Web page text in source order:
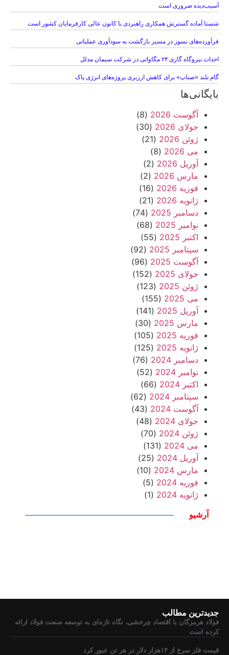
آسیب‌دیده ضروری است
شستا آماده گسترش همکاری راهبردی با کانون عالی کارفرمایان کشور است
فرآورده‌های نسوز در مسیر بازگشت به سودآوری عملیاتی
احداث نیروگاه گازی ۲۴ مگاواتی در شرکت سیمان مدلل
گام بلند «صناپ» برای کاهش ارزبری پروژه‌های انرژی پاک
بایگانی‌ها
آگوست 2026
(8)
جولای 2026
(30)
ژوئن 2026
(21)
می 2026
(8)
آوریل 2026
(2)
مارس 2026
(2)
فوریه 2026
(16)
ژانویه 2026
(21)
دسامبر 2025
(74)
نوامبر 2025
(68)
اکتبر 2025
(55)
سپتامبر 2025
(92)
آگوست 2025
(96)
جولای 2025
(152)
ژوئن 2025
(123)
می 2025
(155)
آوریل 2025
(141)
مارس 2025
(30)
فوریه 2025
(105)
ژانویه 2025
(125)
دسامبر 2024
(76)
نوامبر 2024
(52)
اکتبر 2024
(66)
سپتامبر 2024
(62)
آگوست 2024
(43)
جولای 2024
(48)
ژوئن 2024
(70)
می 2024
(131)
آوریل 2024
(25)
مارس 2024
(10)
فوریه 2024
(5)
ژانویه 2024
(1)
آرشیو
جدیدترین مطالب
فولاد هرمزگان با اقتصاد چرخشی، نگاه تازه‌ای به توسعه صنعت فولاد ارائه
کرده است
قیمت فلز سرخ از ۱۴هزار دلار در هر تن عبور کرد